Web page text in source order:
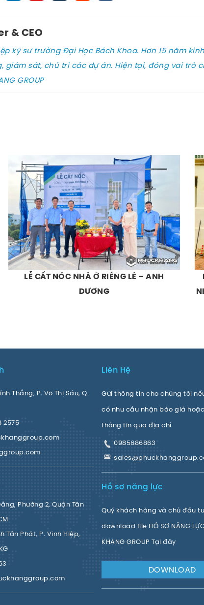
& CEO
kỹ sư trường Đại Học Bách Khoa. Hơn 15 năm kinh
giám sát, chủ trì các dự án. Hiện tại, đóng vai trò
GROUP
LỄ CẤT NÓC NHÀ Ở RIÊNG LẺ – ANH
DƯƠNG
Thắng, P. Võ Thị Sáu, Q.
2575
Phường 2, Quận Tân
Tấn Phát, P. Vĩnh Hiệp,
Liên Hệ
Gửi thông tin cho chúng tôi
có nhu cầu nhận báo giá
thông tin qua địa chỉ
0985686863
Hồ sơ năng lực
Quý khách hàng và chủ đầu
download file HỒ SƠ NĂNG
KHANG GROUP Tại đây
DOWNLOAD